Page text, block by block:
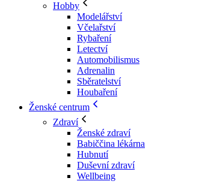
Hobby
Modelářství
Včelařství
Rybaření
Letectví
Automobilismus
Adrenalin
Sběratelství
Houbaření
Ženské centrum
Zdraví
Ženské zdraví
Babiččina lékárna
Hubnutí
Duševní zdraví
Wellbeing